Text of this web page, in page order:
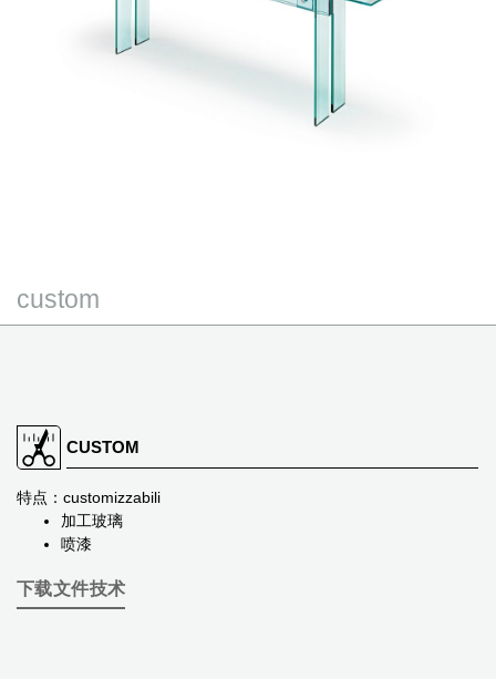
custom
CUSTOM
特点：customizzabili
加工玻璃
喷漆
下载文件技术